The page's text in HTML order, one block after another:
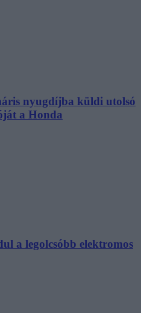
nyugdíjba küldi utolsó
a Honda
a legolcsóbb elektromos